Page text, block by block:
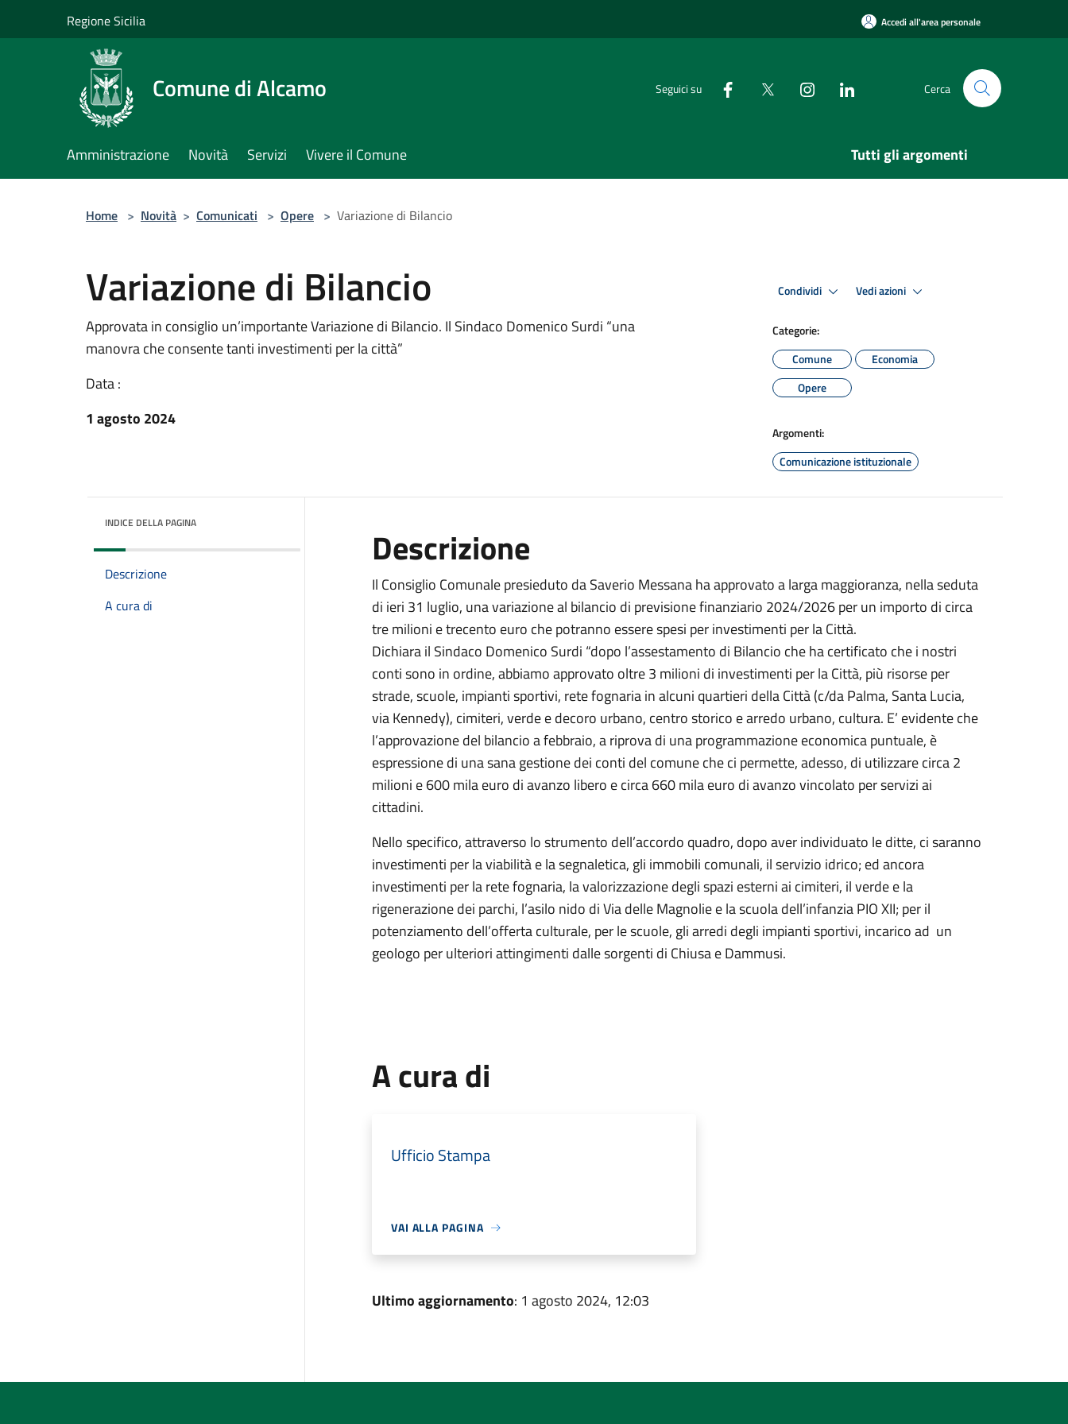
Regione Sicilia Accedi all'area personale
Comune di Alcamo Seguici su Cerca
Amministrazione Novità Servizi Vivere il Comune Tutti gli argomenti
Home > Novità > Comunicati > Opere > Variazione di Bilancio
Variazione di Bilancio
Approvata in consiglio un’importante Variazione di Bilancio. Il Sindaco Domenico Surdi “una
manovra che consente tanti investimenti per la città”
Data :
1 agosto 2024
Condividi Vedi azioni
Categorie:
Comune
Economia
Opere
Argomenti:
Comunicazione istituzionale
INDICE DELLA PAGINA
Descrizione
A cura di
Descrizione
Il Consiglio Comunale presieduto da Saverio Messana ha approvato a larga maggioranza, nella seduta
di ieri 31 luglio, una variazione al bilancio di previsione finanziario 2024/2026 per un importo di circa
tre milioni e trecento euro che potranno essere spesi per investimenti per la Città.
Dichiara il Sindaco Domenico Surdi “dopo l’assestamento di Bilancio che ha certificato che i nostri
conti sono in ordine, abbiamo approvato oltre 3 milioni di investimenti per la Città, più risorse per
strade, scuole, impianti sportivi, rete fognaria in alcuni quartieri della Città (c/da Palma, Santa Lucia,
via Kennedy), cimiteri, verde e decoro urbano, centro storico e arredo urbano, cultura. E’ evidente che
l’approvazione del bilancio a febbraio, a riprova di una programmazione economica puntuale, è
espressione di una sana gestione dei conti del comune che ci permette, adesso, di utilizzare circa 2
milioni e 600 mila euro di avanzo libero e circa 660 mila euro di avanzo vincolato per servizi ai
cittadini.
Nello specifico, attraverso lo strumento dell’accordo quadro, dopo aver individuato le ditte, ci saranno
investimenti per la viabilità e la segnaletica, gli immobili comunali, il servizio idrico; ed ancora
investimenti per la rete fognaria, la valorizzazione degli spazi esterni ai cimiteri, il verde e la
rigenerazione dei parchi, l’asilo nido di Via delle Magnolie e la scuola dell’infanzia PIO XII; per il
potenziamento dell’offerta culturale, per le scuole, gli arredi degli impianti sportivi, incarico ad un
geologo per ulteriori attingimenti dalle sorgenti di Chiusa e Dammusi.
A cura di
Ufficio Stampa
VAI ALLA PAGINA
Ultimo aggiornamento: 1 agosto 2024, 12:03